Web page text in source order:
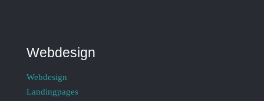
Webdesign
Webdesign
Landingpages